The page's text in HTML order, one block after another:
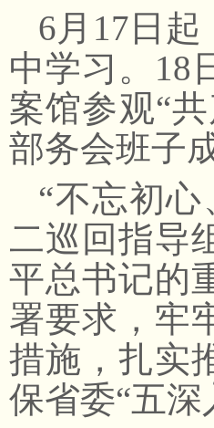
6月17日
中学习。18
案馆参观“
部务会班子
“不忘初
二巡回指导
平总书记的
署要求，牢
措施，扎实
保省委“五